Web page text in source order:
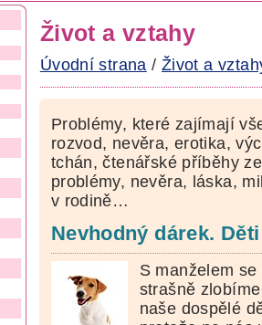
Život a vztahy
Úvodní strana / Život a
Problémy, které zajímají
rozvod, nevěra, erotika,
tchán, čtenářské příběhy
problémy, nevěra, láska,
v rodině…
Nevhodný dárek.
S manželem se
strašně
naše dospělé